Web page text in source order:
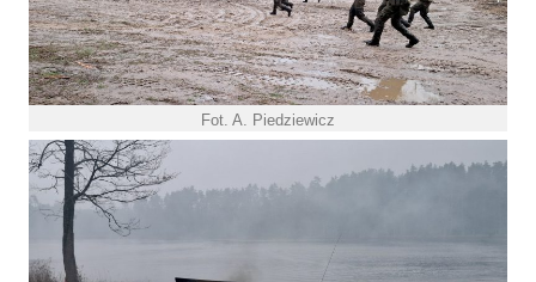
Fot. A. Piedziewicz